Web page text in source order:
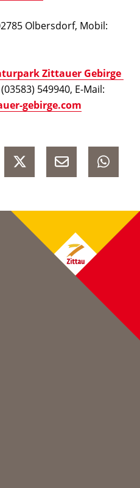
Olbersdorf, Mobil:
Zittauer Gebirge
549940, E-Mail:
gebirge.com